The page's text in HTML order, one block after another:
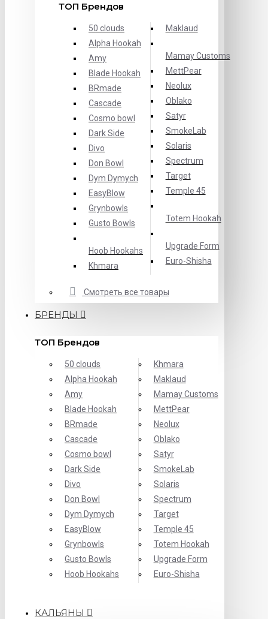
ТОП Брендов
50 clouds
Alpha Hookah
Amy
Blade Hookah
BRmade
Cascade
Cosmo bowl
Dark Side
Divo
Don Bowl
Dym Dymych
EasyBlow
Grynbowls
Gusto Bowls
Hoob Hookahs
Khmara
Maklaud
Mamay Customs
MettPear
Neolux
Oblako
Satyr
SmokeLab
Solaris
Spectrum
Target
Temple 45
Totem Hookah
Upgrade Form
Еuro-Shisha
Смотреть все товары
БРЕНДЫ
ТОП Брендов
50 clouds
Alpha Hookah
Amy
Blade Hookah
BRmade
Cascade
Cosmo bowl
Dark Side
Divo
Don Bowl
Dym Dymych
EasyBlow
Grynbowls
Gusto Bowls
Hoob Hookahs
Khmara
Maklaud
Mamay Customs
MettPear
Neolux
Oblako
Satyr
SmokeLab
Solaris
Spectrum
Target
Temple 45
Totem Hookah
Upgrade Form
Еuro-Shisha
КАЛЬЯНЫ